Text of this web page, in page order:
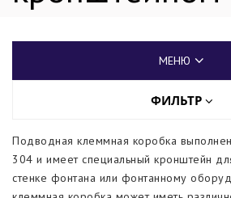
МЕНЮ
Фонтанные кольца
Фонтанные комплекты
ФИЛЬТР
Цена (руб.)
Подводная клеммная коробка
304 и имеет специальный кронштейн
стенке фонтана или фонтанному